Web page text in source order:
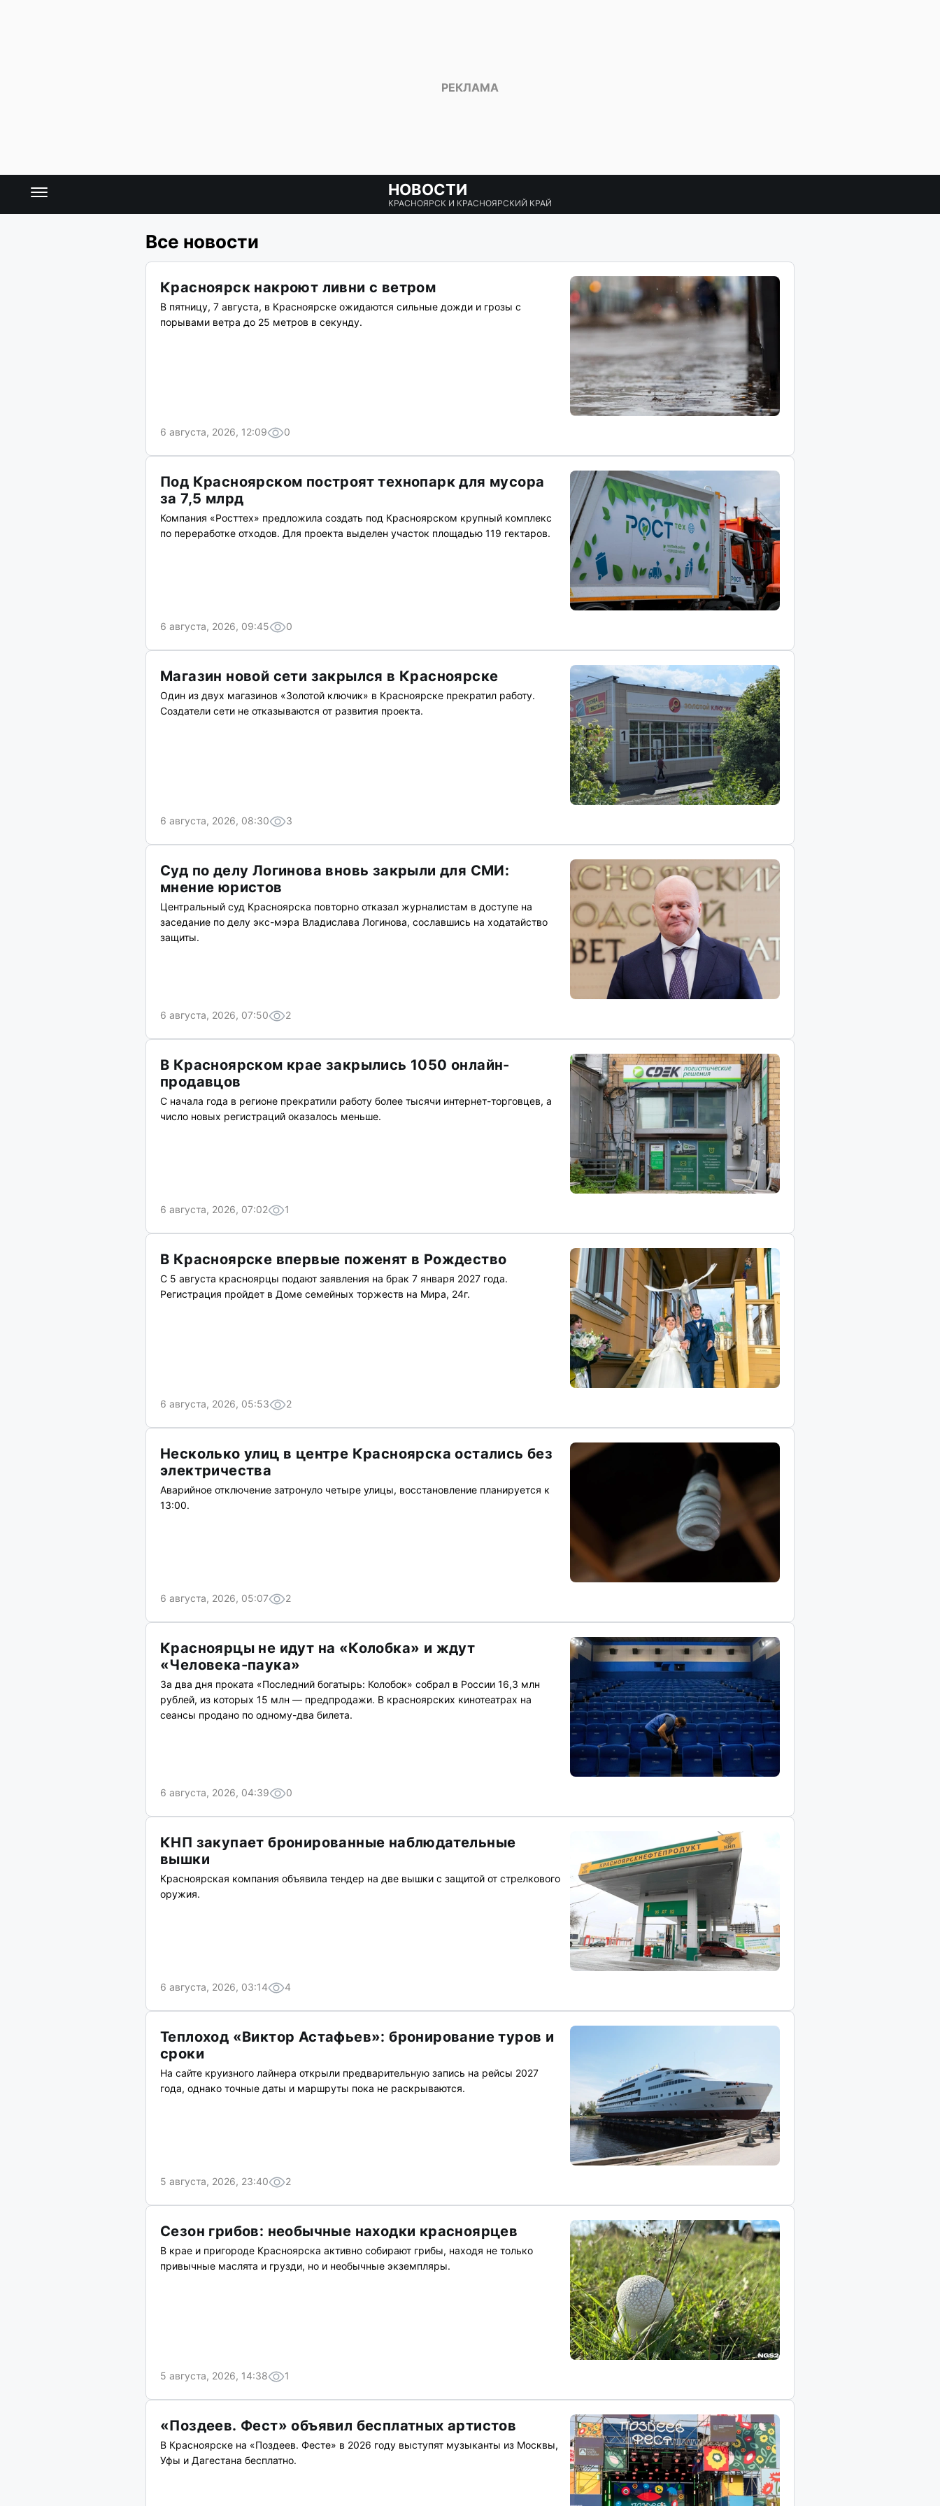
НОВОСТИ
КРАСНОЯРСК И КРАСНОЯРСКИЙ КРАЙ
Все новости
Красноярск накроют ливни с ветром
В пятницу, 7 августа, в Красноярске ожидаются сильные дожди и грозы с
порывами ветра до 25 метров в секунду.
6 августа, 2026, 12:09 0
Под Красноярском построят технопарк для мусора
за 7,5 млрд
Компания «Росттех» предложила создать под Красноярском крупный комплекс
по переработке отходов. Для проекта выделен участок площадью 119 гектаров.
6 августа, 2026, 09:45 0
Магазин новой сети закрылся в Красноярске
Один из двух магазинов «Золотой ключик» в Красноярске прекратил работу.
Создатели сети не отказываются от развития проекта.
6 августа, 2026, 08:30 3
Суд по делу Логинова вновь закрыли для СМИ:
мнение юристов
Центральный суд Красноярска повторно отказал журналистам в доступе на
заседание по делу экс-мэра Владислава Логинова, сославшись на ходатайство
защиты.
6 августа, 2026, 07:50 2
В Красноярском крае закрылись 1050 онлайн-
продавцов
С начала года в регионе прекратили работу более тысячи интернет-торговцев, а
число новых регистраций оказалось меньше.
6 августа, 2026, 07:02 1
В Красноярске впервые поженят в Рождество
С 5 августа красноярцы подают заявления на брак 7 января 2027 года.
Регистрация пройдет в Доме семейных торжеств на Мира, 24г.
6 августа, 2026, 05:53 2
Несколько улиц в центре Красноярска остались без
электричества
Аварийное отключение затронуло четыре улицы, восстановление планируется к
13:00.
6 августа, 2026, 05:07 2
Красноярцы не идут на «Колобка» и ждут
«Человека-паука»
За два дня проката «Последний богатырь: Колобок» собрал в России 16,3 млн
рублей, из которых 15 млн — предпродажи. В красноярских кинотеатрах на
сеансы продано по одному-два билета.
6 августа, 2026, 04:39 0
КНП закупает бронированные наблюдательные
вышки
Красноярская компания объявила тендер на две вышки с защитой от стрелкового
оружия.
6 августа, 2026, 03:14 4
Теплоход «Виктор Астафьев»: бронирование туров и
сроки
На сайте круизного лайнера открыли предварительную запись на рейсы 2027
года, однако точные даты и маршруты пока не раскрываются.
5 августа, 2026, 23:40 2
Сезон грибов: необычные находки красноярцев
В крае и пригороде Красноярска активно собирают грибы, находя не только
привычные маслята и грузди, но и необычные экземпляры.
5 августа, 2026, 14:38 1
«Поздеев. Фест» объявил бесплатных артистов
В Красноярске на «Поздеев. Фесте» в 2026 году выступят музыканты из Москвы,
Уфы и Дагестана бесплатно.